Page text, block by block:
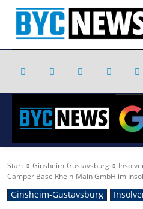
Start Ginsheim-Gustavsburg
Camper Base Rhein-Main GmbH im
Ginsheim-Gustavsburg